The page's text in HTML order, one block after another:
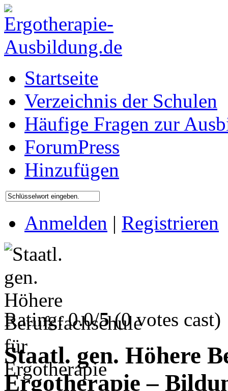
Startseite
Verzeichnis der Schulen
Häufige Fragen zur
ForumPress
Hinzufügen
Anmelden | Registrieren
Rating: 0.0/5(0 votes cast)
Staatl. gen. Höhere
Ergotherapie –